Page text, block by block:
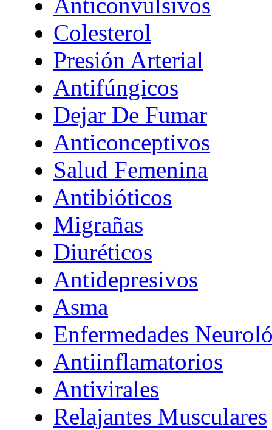
Colesterol
Presión Arterial
Antifúngicos
Dejar De Fumar
Anticonceptivos
Salud Femenina
Antibióticos
Migrañas
Diuréticos
Antidepresivos
Asma
Enfermedades
Antiinflamatorios
Antivirales
Relajantes Musculares